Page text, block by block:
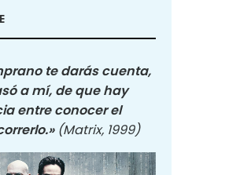
te darás cuenta,
a mí, de que hay
entre conocer el
(Matrix, 1999)